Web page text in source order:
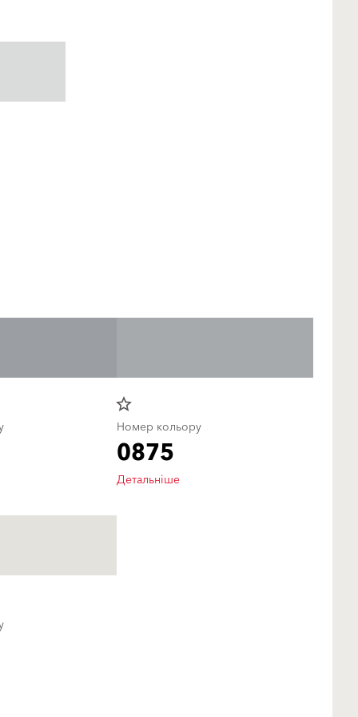
star_border
Номер кольору
0875
Детальніше